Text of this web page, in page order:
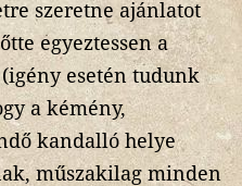
szeretne ajánlatot
egyeztessen a
esetén tudunk
a kémény,
kandalló helye
műszakilag minden